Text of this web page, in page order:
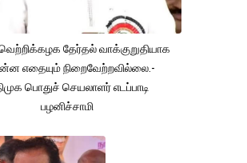
தேர்தல் வாக்குறுதியாக
எதையும் நிறைவேற்றவில்லை.-
பொதுச் செயலாளர் எடப்பாடி
பழனிச்சாமி